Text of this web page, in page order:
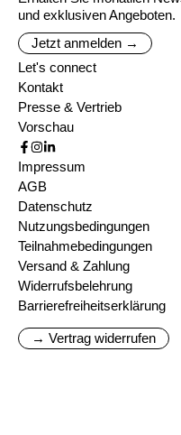
und exklusiven Angeboten.
Jetzt anmelden →
Let's connect
Kontakt
Presse & Vertrieb
Vorschau
Impressum
AGB
Datenschutz
Nutzungsbedingungen
Teilnahmebedingungen
Versand & Zahlung
Widerrufsbelehrung
Barrierefreiheitserklärung
→ Vertrag widerrufen